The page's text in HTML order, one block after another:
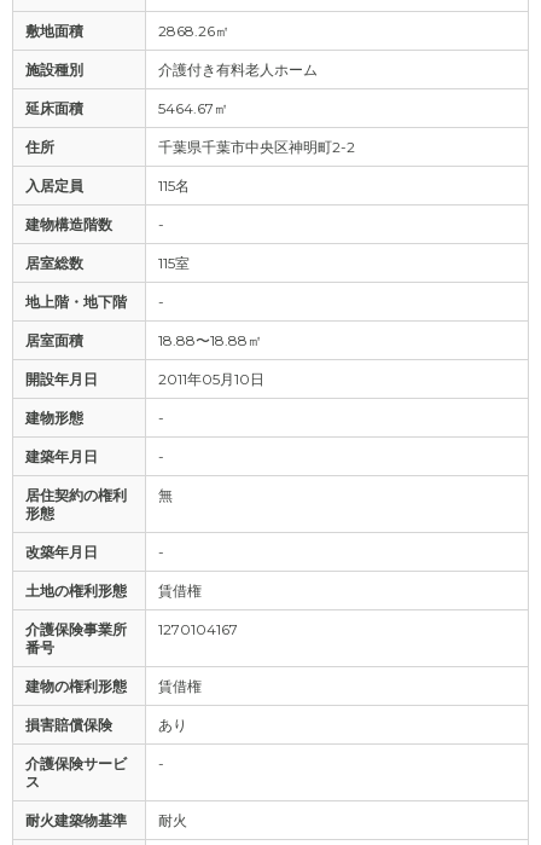
敷地面積 2868.26㎡
施設種別 介護付き有料老人ホーム
延床面積 5464.67㎡
住所 千葉県千葉市中央区神明町2-2
入居定員 115名
建物構造階数 -
居室総数 115室
地上階・地下階 -
居室面積 18.88〜18.88㎡
開設年月日 2011年05月10日
建物形態 -
建築年月日 -
居住契約の権利
形態
無
改築年月日 -
土地の権利形態 賃借権
介護保険事業所
番号
1270104167
建物の権利形態 賃借権
損害賠償保険 あり
介護保険サービ
ス
-
耐火建築物基準 耐火